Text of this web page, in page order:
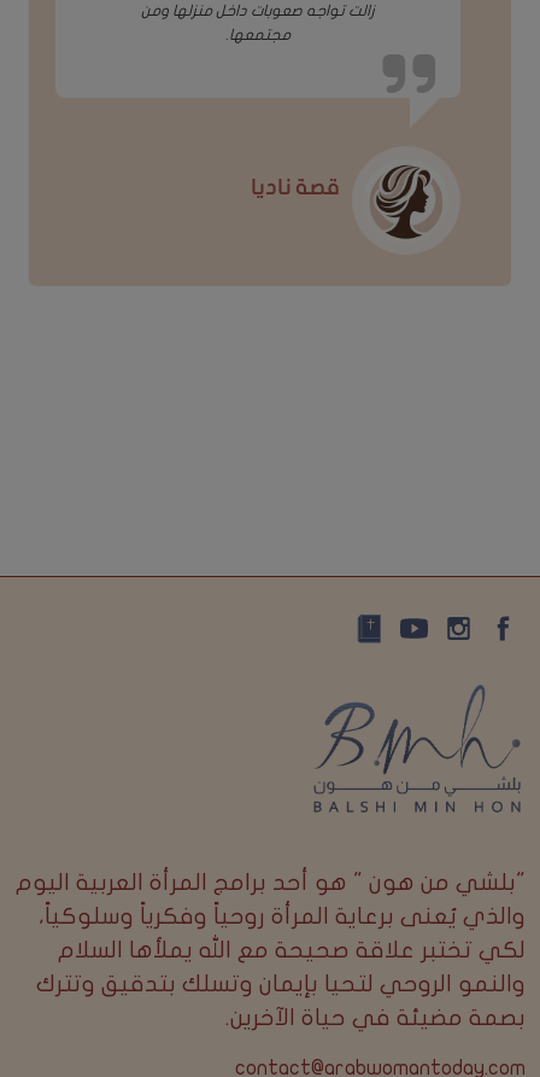
زالت تواجه صعوبات داخل منزلها ومن
مجتمعها.
قصة ناديا
"بلشي من هون " هو أحد برامج المرأة العربية اليوم
والذي يُعنى برعاية المرأة روحياً وفكرياً وسلوكياً،
لكي تختبر علاقة صحيحة مع الله يملأها السلام
والنمو الروحي لتحيا بإيمان وتسلك بتدقيق وتترك
بصمة مضيئة في حياة الآخرين.
contact@arabwomantoday.com